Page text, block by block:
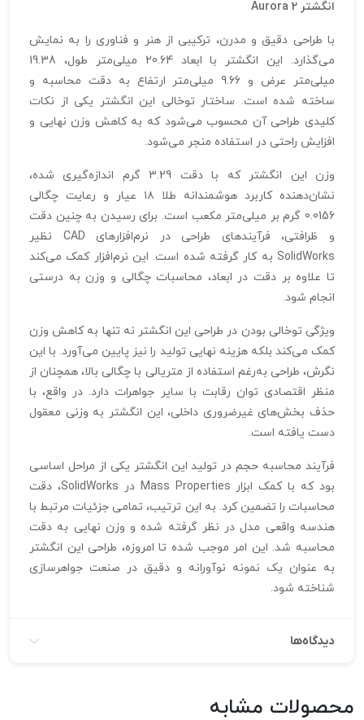
انگشتر Aurora 2
با طراحی دقیق و مدرن، ترکیبی از هنر و فناوری را به نمایش
می‌گذارد. این انگشتر با ابعاد 20.64 میلی‌متر طول، 19.38
میلی‌متر عرض و 9.66 میلی‌متر ارتفاع به دقت محاسبه و
ساخته شده است. ساختار توخالی این انگشتر یکی از نکات
کلیدی طراحی آن محسوب می‌شود که به کاهش وزن نهایی و
افزایش راحتی در استفاده منجر می‌شود.
وزن این انگشتر که با دقت 3.29 گرم اندازه‌گیری شده،
نشان‌دهنده کاربرد هوشمندانه طلا ۱۸ عیار و رعایت چگالی
0.0156 گرم بر میلی‌متر مکعب است. برای رسیدن به چنین دقت
و ظرافتی، فرآیندهای طراحی در نرم‌افزارهای CAD نظیر
SolidWorks به کار گرفته شده است. این نرم‌افزار کمک می‌کند
تا علاوه بر دقت در ابعاد، محاسبات چگالی و وزن به درستی
انجام شود.
ویژگی توخالی بودن در طراحی این انگشتر نه تنها به کاهش وزن
کمک می‌کند بلکه هزینه نهایی تولید را نیز پایین می‌آورد. با این
نگرش، طراحی به‌رغم استفاده از متریالی با چگالی بالا، همچنان از
منظر اقتصادی توان رقابت با سایر جواهرات دارد. در واقع، با
حذف بخش‌های غیرضروری داخلی، این انگشتر به وزنی معقول
دست یافته است.
فرآیند محاسبه حجم در تولید این انگشتر یکی از مراحل اساسی
بود که با کمک ابزار Mass Properties در SolidWorks، دقت
محاسبات را تضمین کرد. به این ترتیب، تمامی جزئیات مرتبط با
هندسه واقعی مدل در نظر گرفته شده و وزن نهایی به دقت
محاسبه شد. این امر موجب شده تا امروزه، طراحی این انگشتر
به عنوان یک نمونه نوآورانه و دقیق در صنعت جواهرسازی
شناخته شود.
دیدگاه‌ها
محصولات مشابه